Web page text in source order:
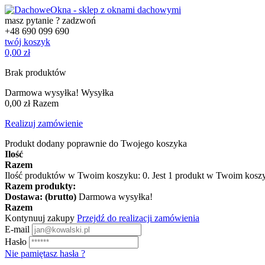
masz pytanie ? zadzwoń
+48 690 099 690
twój koszyk
0,00 zł
Brak produktów
Darmowa wysyłka! Wysyłka
0,00 zł Razem
Realizuj zamówienie
Produkt dodany poprawnie do Twojego koszyka
Ilość
Razem
Ilość produktów w Twoim koszyku: 0. Jest 1 produkt w Twoim
Razem produkty:
Dostawa: (brutto) Darmowa wysyłka!
Razem
Kontynuuj zakupy Przejdź do realizacji zamówienia
E-mail
Hasło
Nie pamiętasz hasła ?